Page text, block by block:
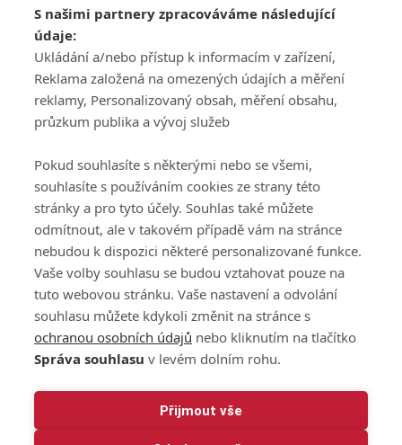
S našimi partnery zpracováváme následující
údaje:
Ukládání a/nebo přístup k informacím v zařízení,
Reklama založená na omezených údajích a měření
reklamy, Personalizovaný obsah, měření obsahu,
průzkum publika a vývoj služeb
Pokud souhlasíte s některými nebo se všemi,
souhlasíte s používáním cookies ze strany této
stránky a pro tyto účely. Souhlas také můžete
odmítnout, ale v takovém případě vám na stránce
nebudou k dispozici některé personalizované funkce.
Vaše volby souhlasu se budou vztahovat pouze na
tuto webovou stránku. Vaše nastavení a odvolání
souhlasu můžete kdykoli změnit na stránce s
ochranou osobních údajů nebo kliknutím na tlačítko
Správa souhlasu v levém dolním rohu.
Přijmout vše
Všeobecné obchodní
podmínky služby
GolfExtra.cz Premium
Podmínky zpracování
osobních údajů při
GolfExtra
Ceník GolfExtra.cz
Premium
Doporučené odkazy
ATV CZ, s.r.o.
140 00 Praha 4
Editor
Honza Fait
+420 723 898 969
fait@golfextra.cz
Obchod
Edita Hanušová
+420 724 150 784
hanusova@relmost.cz
Pavel Poulíček